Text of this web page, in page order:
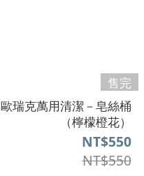
售完
歐瑞克萬用清潔－皂絲桶
（檸檬橙花）
NT$550
NT$550